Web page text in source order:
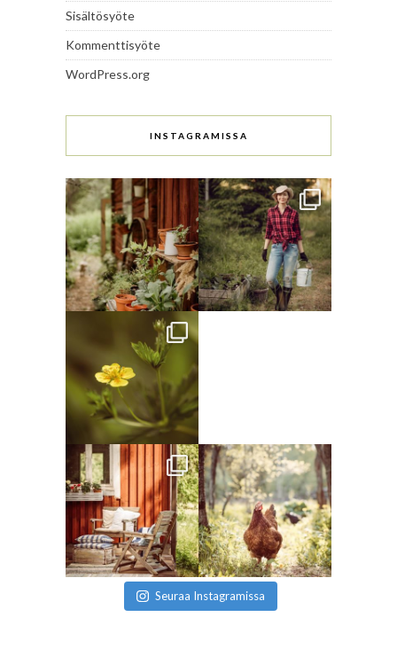
Sisältösyöte
Kommenttisyöte
WordPress.org
INSTAGRAMISSA
Seuraa Instagramissa